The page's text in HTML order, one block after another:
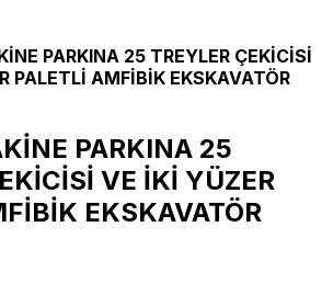
PARKINA 25 TREYLER ÇEKİCİSİ
PALETLİ AMFİBİK EKSKAVATÖR
PARKINA 25
VE İKİ YÜZER
EKSKAVATÖR